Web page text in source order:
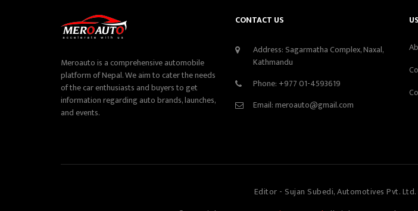
Meroauto is a comprehensive automobile
platform of Nepal. We aim to cater the needs
of the car enthusiasts and buyers to get
information regarding auto brands, launches,
and events.
CONTACT US
Address: Sagarmatha Complex, Naxal,
Kathmandu
Phone: +977 01-4593619
Email:meroauto@gmail.com
Editor - Sujan Subedi, Automotives Pvt.